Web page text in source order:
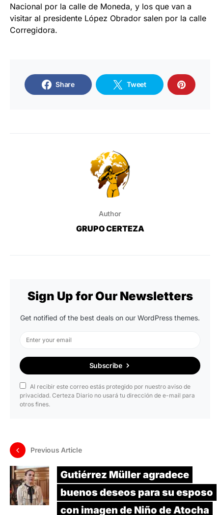
Nacional por la calle de Moneda, y los que van a
visitar al presidente López Obrador salen por la calle
Corregidora.
Share Tweet
Author
GRUPO CERTEZA
Sign Up for Our Newsletters
Get notified of the best deals on our WordPress themes.
Subscribe
Al recibir este correo estás protegido por nuestro aviso de
privacidad. Certeza Diario no usará tu dirección de e-mail para
otros fines.
Previous Article
Gutiérrez Müller agradece
buenos deseos para su esposo
con imagen de Niño de Atocha